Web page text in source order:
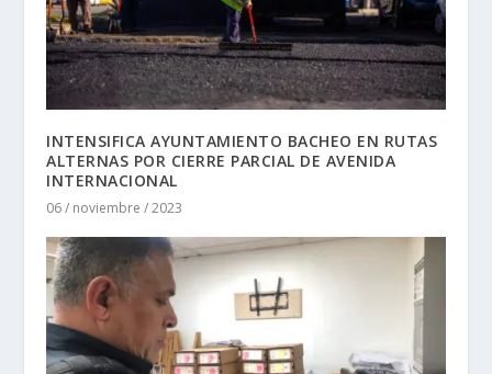
INTENSIFICA AYUNTAMIENTO BACHEO EN RUTAS
ALTERNAS POR CIERRE PARCIAL DE AVENIDA
INTERNACIONAL
06 / noviembre / 2023